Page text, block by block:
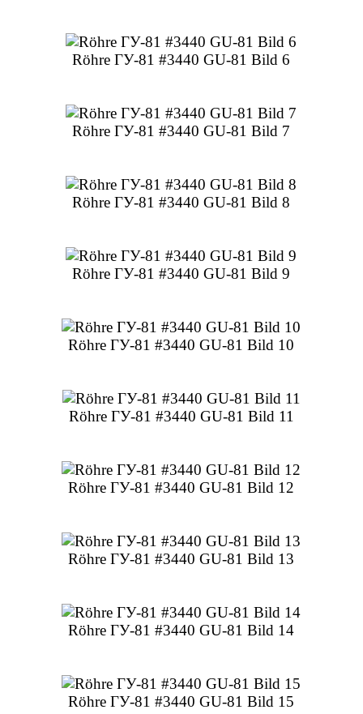
Röhre ГУ-81 #3440 GU-81 Bild 6
Röhre ГУ-81 #3440 GU-81 Bild 7
Röhre ГУ-81 #3440 GU-81 Bild 8
Röhre ГУ-81 #3440 GU-81 Bild 9
Röhre ГУ-81 #3440 GU-81 Bild 10
Röhre ГУ-81 #3440 GU-81 Bild 11
Röhre ГУ-81 #3440 GU-81 Bild 12
Röhre ГУ-81 #3440 GU-81 Bild 13
Röhre ГУ-81 #3440 GU-81 Bild 14
Röhre ГУ-81 #3440 GU-81 Bild 15